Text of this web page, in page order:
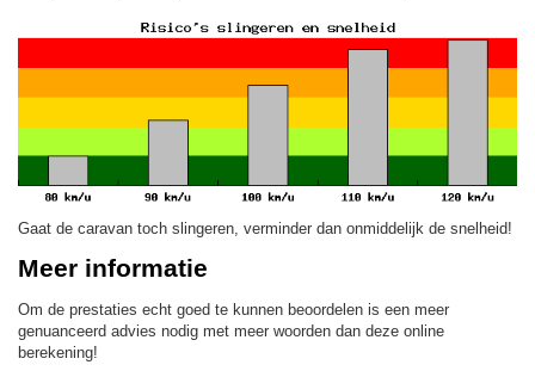
Gaat de caravan toch slingeren, verminder dan onmiddelijk de snelheid!
Meer informatie
Om de prestaties echt goed te kunnen beoordelen is een meer
genuanceerd advies nodig met meer woorden dan deze online
berekening!